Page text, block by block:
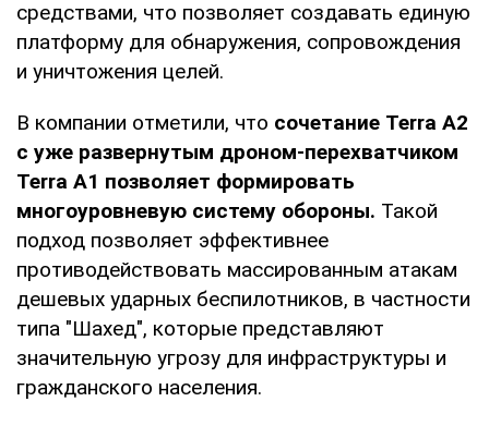
средствами, что позволяет создавать единую
платформу для обнаружения, сопровождения
и уничтожения целей.
В компании отметили, что сочетание Terra A2
с уже развернутым дроном-перехватчиком
Terra A1 позволяет формировать
многоуровневую систему обороны. Такой
подход позволяет эффективнее
противодействовать массированным атакам
дешевых ударных беспилотников, в частности
типа "Шахед", которые представляют
значительную угрозу для инфраструктуры и
гражданского населения.